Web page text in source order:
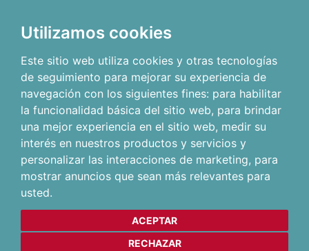
Utilizamos cookies
Este sitio web utiliza cookies y otras tecnologías
de seguimiento para mejorar su experiencia de
navegación con los siguientes fines: para habilitar
la funcionalidad básica del sitio web, para brindar
una mejor experiencia en el sitio web, medir su
interés en nuestros productos y servicios y
personalizar las interacciones de marketing, para
mostrar anuncios que sean más relevantes para
usted.
ACEPTAR
RECHAZAR